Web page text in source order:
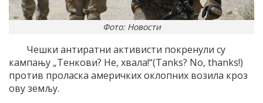
Фото: Новости
Чешки антиратни активисти покренули су
кампању „Тенкови? Не, хвала!“(Tanks? No, thanks!)
против проласка америчких оклопних возила кроз
ову земљу.